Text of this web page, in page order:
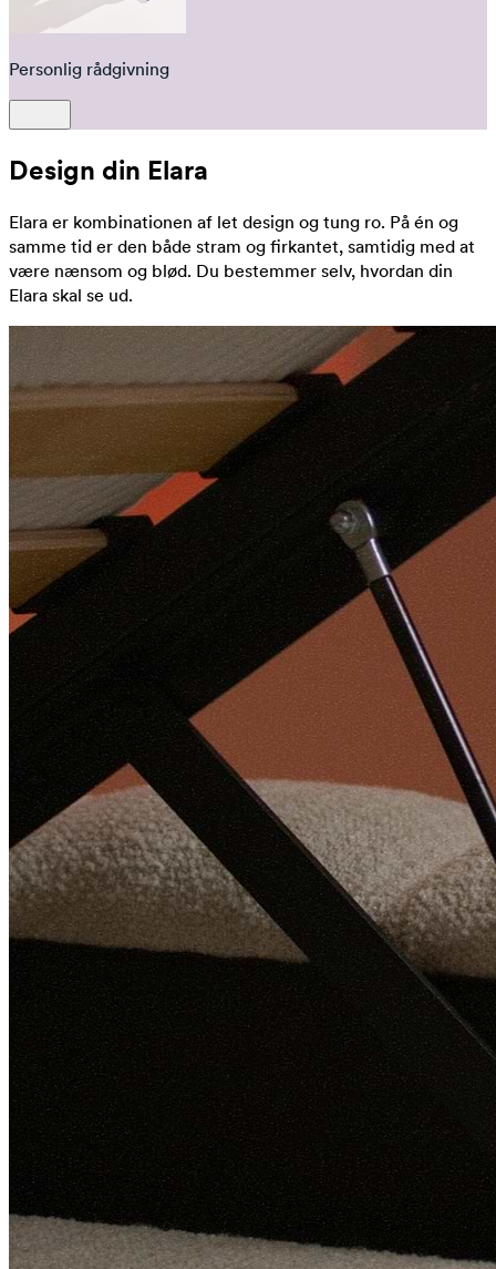
Personlig rådgivning
Design din Elara
Elara er kombinationen af let design og tung ro. På én og
samme tid er den både stram og firkantet, samtidig med at
være nænsom og blød. Du bestemmer selv, hvordan din
Elara skal se ud.